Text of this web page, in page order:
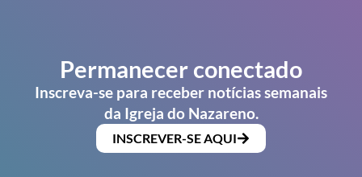
Permanecer conectado
Inscreva-se para receber notícias semanais
da Igreja do Nazareno.
INSCREVER-SE AQUI